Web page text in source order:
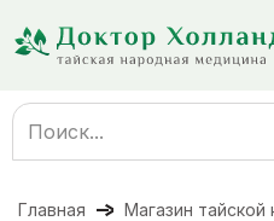
содержанию
Search
for:
Главная
Магазин